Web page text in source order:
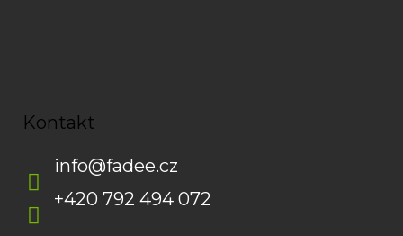
Kontakt
info@fadee.cz
+420 792 494 072